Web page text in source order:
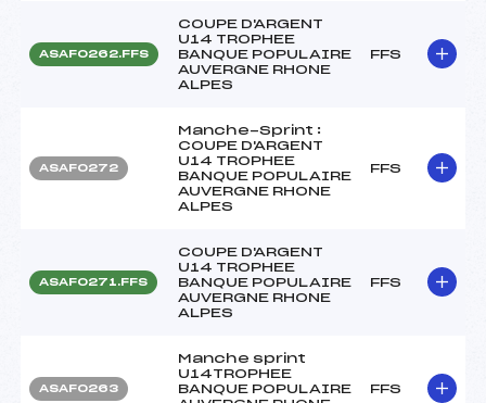
ASAF0262.FFS
COUPE D'ARGENT
U14 TROPHEE
BANQUE POPULAIRE
AUVERGNE RHONE
ALPES
FFS
ASAF0272
Manche-Sprint :
COUPE D'ARGENT
U14 TROPHEE
BANQUE POPULAIRE
AUVERGNE RHONE
ALPES
FFS
ASAF0271.FFS
COUPE D'ARGENT
U14 TROPHEE
BANQUE POPULAIRE
AUVERGNE RHONE
ALPES
FFS
ASAF0263
Manche sprint
U14TROPHEE
BANQUE POPULAIRE
FFS